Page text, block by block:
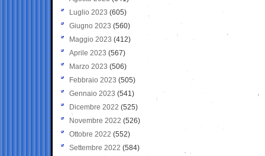
Luglio 2023 (605)
Giugno 2023 (560)
Maggio 2023 (412)
Aprile 2023 (567)
Marzo 2023 (506)
Febbraio 2023 (505)
Gennaio 2023 (541)
Dicembre 2022 (525)
Novembre 2022 (526)
Ottobre 2022 (552)
Settembre 2022 (584)